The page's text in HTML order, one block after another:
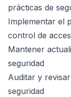
prácticas de
Implementar el
control de
Mantener
seguridad
Auditar y
seguridad